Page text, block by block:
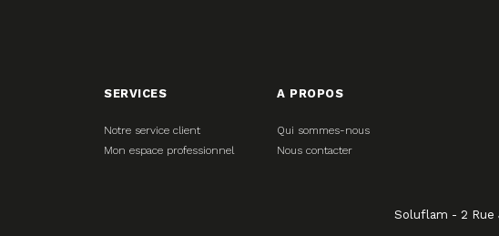
SERVICES
Notre service client
Mon espace professionnel
A PROPOS
Qui sommes-nous
Nous contacter
Soluflam - 2 Rue